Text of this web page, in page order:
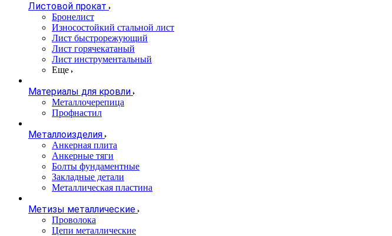
Листовой прокат
Бронелист
Износостойкий стальной лист
Лист быстрорежующий
Лист горячекатаный
Лист инструментальный
Еще
Материалы для кровли
Металлочерепица
Профнастил
Металлоизделия
Анкерная плита
Анкерные тяги
Болты фундаментные
Закладные детали
Металлическая пластина
Метизы металлические
Проволока
Цепи металлические